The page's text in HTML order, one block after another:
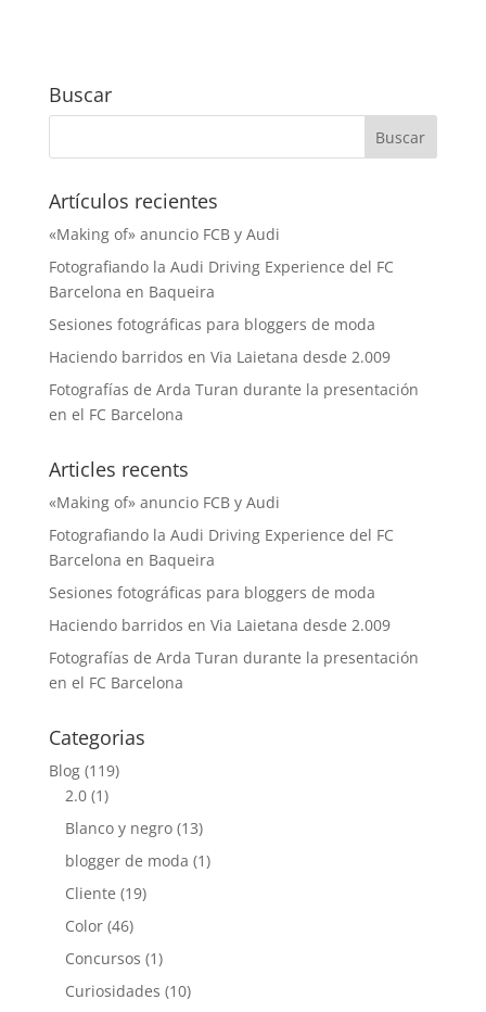
Buscar
Artículos recientes
«Making of» anuncio FCB y Audi
Fotografiando la Audi Driving Experience del FC
Barcelona en Baqueira
Sesiones fotográficas para bloggers de moda
Haciendo barridos en Via Laietana desde 2.009
Fotografías de Arda Turan durante la presentación
en el FC Barcelona
Articles recents
«Making of» anuncio FCB y Audi
Fotografiando la Audi Driving Experience del FC
Barcelona en Baqueira
Sesiones fotográficas para bloggers de moda
Haciendo barridos en Via Laietana desde 2.009
Fotografías de Arda Turan durante la presentación
en el FC Barcelona
Categorias
Blog(119)
2.0(1)
Blanco y negro(13)
blogger de moda (1)
Cliente (19)
Color(46)
Concursos (1)
Curiosidades (10)